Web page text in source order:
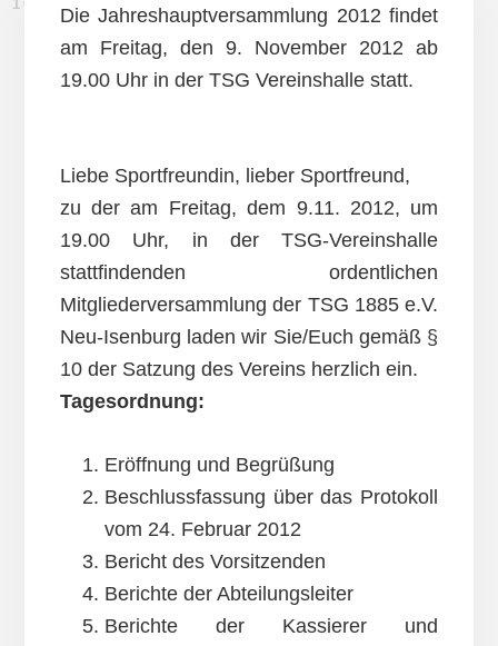
10. OKTOBER 2012
Die Jahreshauptversammlung 2012 findet
am Freitag, den 9. November 2012 ab
19.00 Uhr in der TSG Vereinshalle statt.
Liebe Sportfreundin, lieber Sportfreund,
zu der am Freitag, dem 9.11. 2012, um
19.00 Uhr, in der TSG-Vereinshalle
stattfindenden ordentlichen
Mitgliederversammlung der TSG 1885 e.V.
Neu-Isenburg laden wir Sie/Euch gemäß §
10 der Satzung des Vereins herzlich ein.
Tagesordnung:
Eröffnung und Begrüßung
Beschlussfassung über das Protokoll
vom 24. Februar 2012
Bericht des Vorsitzenden
Berichte der Abteilungsleiter
Berichte der Kassierer und